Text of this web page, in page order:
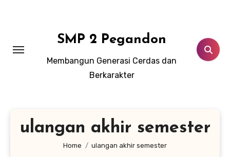
SMP 2 Pegandon
Membangun Generasi Cerdas dan
Berkarakter
ulangan akhir semester
Home ulangan akhir semester